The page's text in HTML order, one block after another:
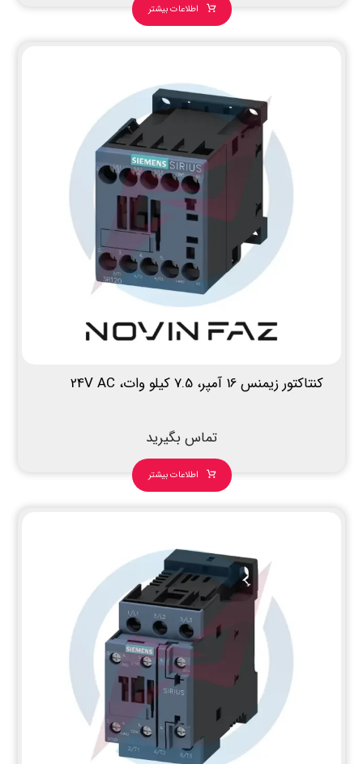
اطلاعات بیشتر
کنتاکتور زیمنس 16 آمپر، 7.5 کیلو وات، 24V AC
تماس بگیرید
اطلاعات بیشتر